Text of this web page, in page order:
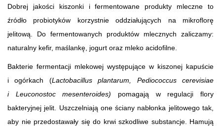
Dobrej jakości kiszonki i fermentowane produkty mleczne to
źródło probiotyków korzystnie oddziałujących na mikroflorę
jelitową. Do fermentowanych produktów mlecznych zaliczamy:
naturalny kefir, maślankę, jogurt oraz mleko acidofilne.
Bakterie fermentacji mlekowej występujące w kiszonej kapuście
i ogórkach (Lactobacillus plantarum, Pediococcus cerevisiae
i Leuconostoc mesenteroides) pomagają w regulacji flory
bakteryjnej jelit. Uszczelniają one ściany nabłonka jelitowego tak,
aby nie przedostawały się do krwi szkodliwe substancje. Hamują